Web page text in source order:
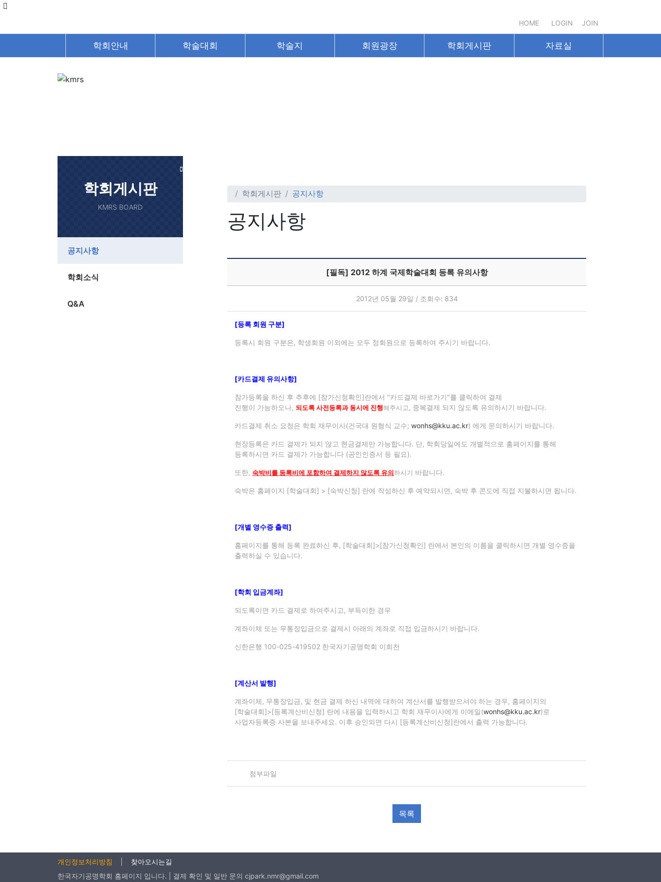
LOGIN JOIN
HOME
학회안내 학술대회 학술지 회원광장 학회게시판 자료실
학회게시판 공지사항
공지사항
[필독] 2012 하계 국제학술대회 등록 유의사항
2012년 05월 29일 / 조회수: 834
[등록 회원 구분]
등록시 회원 구분은, 학생회원 이외에는 모두 정회원으로 등록하여 주시기 바랍니다.
[카드결제 유의사항]
참가등록을 하신 후 추후에 [참가신청확인]란에서 "카드결제 바로가기"를 클릭하여 결제
진행이 가능하오나, 되도록 사전등록과 동시에 진행해주시고 , 중복결제 되지 않도록 유의하시기 바랍니다.
카드결제 취소 요청은 학회 재무이사(건국대 원형식 교수; wonhs@kku.ac.kr) 에게 문의하시기 바랍니다.
현장등록은 카드 결제가 되지 않고 현금결제만 가능합니다. 단, 학회당일에도 개별적으로 홈페이지를 통해
등록하시면 카드 결제가 가능합니다 (공인인증서 등 필요).
또한, 숙박비를 등록비에 포함하여 결제하지 않도록 유의하시기 바랍니다.
숙박은 홈페이지 [학술대회] > [숙박신청] 란에 작성하신 후 예약되시면, 숙박 후 콘도에 직접 지불하시면 됩니다.
[개별 영수증 출력]
홈페이지를 통해 등록 완료하신 후, [학술대회]>[참가신청확인] 란에서 본인의 이름을 클릭하시면 개별 영수증을
출력하실 수 있습니다.
[학회 입금계좌]
되도록이면 카드 결제로 하여주시고, 부득이한 경우
계좌이체 또는 무통장입금으로 결제시 아래의 계좌로 직접 입금하시기 바랍니다.
신한은행 100-025-419502 한국자기공명학회 이희천
[계산서 발행]
계좌이체, 무통장입금, 및 현금 결제 하신 내역에 대하여 계산서를 발행받으셔야 하는 경우, 홈페이지의
[학술대회]>[등록계산비신청] 란에 내용을 입력하시고 학회 재무이사에게 이메일(wonhs@kku.ac.kr)로
사업자등록증 사본을 보내주세요. 이후 승인되면 다시 [등록계산비신청]란에서 출력 가능합니다.
첨부파일
학회게시판
KMRS BOARD
공지사항
학회소식
Q&A
개인정보처리방침
찾아오시는길
한국자기공명학회 홈페이지 입니다. | 결제 확인 및 일반 문의 cjpark.nmr@gmail.com